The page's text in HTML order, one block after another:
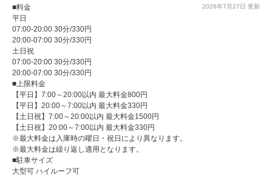
2026年7月27日 更新
■料金
平日
07:00-20:00 30分/330円
20:00-07:00 30分/330円
土日祝
07:00-20:00 30分/330円
20:00-07:00 30分/330円
■上限料金
【平日】7:00～20:00以内 最大料金800円
【平日】20:00～7:00以内 最大料金330円
【土日祝】7:00～20:00以内 最大料金1500円
【土日祝】20:00～7:00以内 最大料金330円
※最大料金は入庫時の曜日・祝日により異なります。
※最大料金は繰り返し適用となります。
■駐車サイズ
大型可 ハイルーフ可